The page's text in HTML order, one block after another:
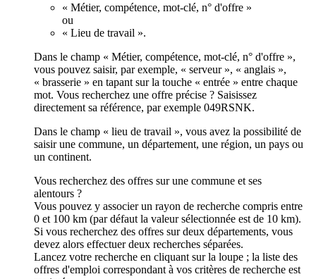
« Métier, compétence, mot-clé, n° d'offre »
ou
« Lieu de travail ».
Dans le champ « Métier, compétence, mot-clé, n° d'offre »,
vous pouvez saisir, par exemple, « serveur », « anglais »,
« brasserie » en tapant sur la touche « entrée » entre chaque
mot. Vous recherchez une offre précise ? Saisissez
directement sa référence, par exemple 049RSNK.
Dans le champ « lieu de travail », vous avez la possibilité de
saisir une commune, un département, une région, un pays ou
un continent.
Vous recherchez des offres sur une commune et ses
alentours ?
Vous pouvez y associer un rayon de recherche compris entre
0 et 100 km (par défaut la valeur sélectionnée est de 10 km).
Si vous recherchez des offres sur deux départements, vous
devez alors effectuer deux recherches séparées.
Lancez votre recherche en cliquant sur la loupe ; la liste des
offres d'emploi correspondant à vos critères de recherche est